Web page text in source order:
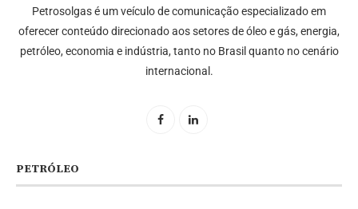
Petrosolgas é um veículo de comunicação especializado em
oferecer conteúdo direcionado aos setores de óleo e gás, energia,
petróleo, economia e indústria, tanto no Brasil quanto no cenário
internacional.
PETRÓLEO